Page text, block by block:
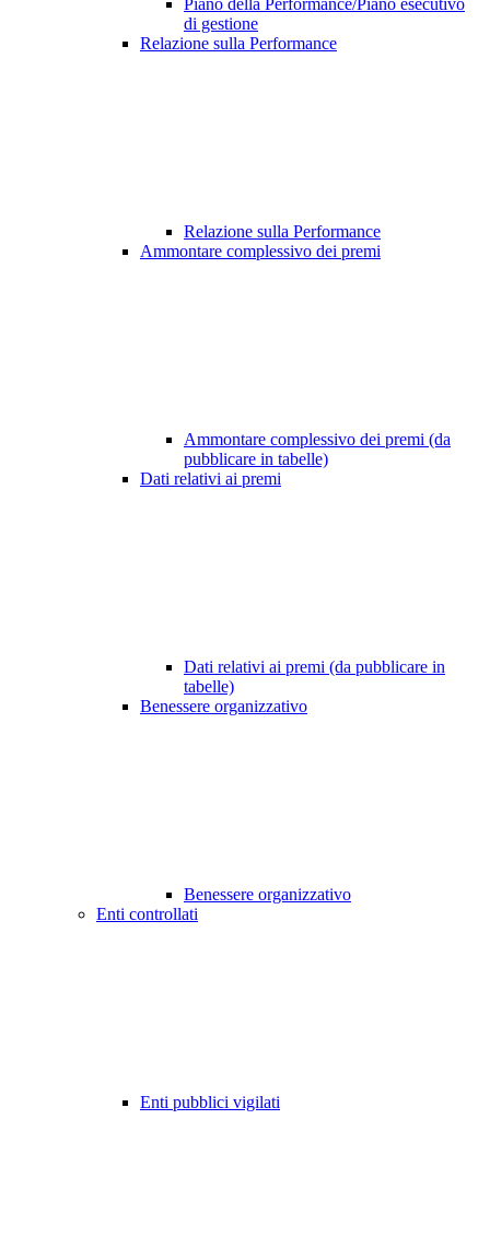
Piano della Performance/Piano esecutivo
di gestione
Relazione sulla Performance
Relazione sulla Performance
Ammontare complessivo dei premi
Ammontare complessivo dei premi (da
pubblicare in tabelle)
Dati relativi ai premi
Dati relativi ai premi (da pubblicare in
tabelle)
Benessere organizzativo
Benessere organizzativo
Enti controllati
Enti pubblici vigilati